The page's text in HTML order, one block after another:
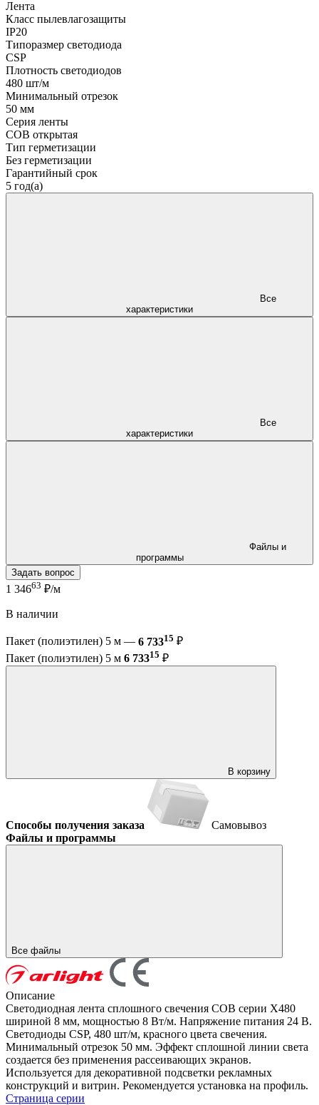
Лента
Класс пылевлагозащиты
IP20
Типоразмер светодиода
CSP
Плотность светодиодов
480 шт/м
Минимальный отрезок
50 мм
Серия ленты
COB открытая
Тип герметизации
Без герметизации
Гарантийный срок
5 год(а)
характеристики
характеристики
программы
Задать вопрос
1 34663 ₽/м
В наличии
Пакет (полиэтилен) 5 м — 6 73315 ₽
Пакет (полиэтилен) 5 м 6 73315 ₽
В корзину
Способы получения заказа
Самовывоз
Файлы и программы
Все файлы
Описание
Светодиодная лента сплошного свечения COB серии X480
шириной 8 мм, мощностью 8 Вт/м. Напряжение питания 24 В.
Светодиоды CSP, 480 шт/м, красного цвета свечения.
Минимальный отрезок 50 мм. Эффект сплошной линии света
создается без применения рассеивающих экранов.
Используется для декоративной подсветки рекламных
конструкций и витрин. Рекомендуется установка на профиль.
Страница серии